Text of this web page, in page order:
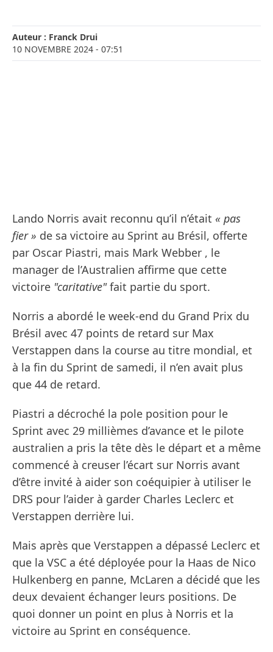
Auteur : Franck Drui
10 NOVEMBRE 2024 - 07:51
Lando Norris avait reconnu qu’il n’était « pas
fier » de sa victoire au Sprint au Brésil, offerte
par Oscar Piastri, mais Mark Webber , le
manager de l’Australien affirme que cette
victoire "caritative"fait partie du sport.
Norris a abordé le week-end du Grand Prix du
Brésil avec 47 points de retard sur Max
Verstappen dans la course au titre mondial, et
à la fin du Sprint de samedi, il n’en avait plus
que 44 de retard.
Piastri a décroché la pole position pour le
Sprint avec 29 millièmes d’avance et le pilote
australien a pris la tête dès le départ et a même
commencé à creuser l’écart sur Norris avant
d’être invité à aider son coéquipier à utiliser le
DRS pour l’aider à garder Charles Leclerc et
Verstappen derrière lui.
Mais après que Verstappen a dépassé Leclerc et
que la VSC a été déployée pour la Haas de Nico
Hulkenberg en panne, McLaren a décidé que les
deux devaient échanger leurs positions. De
quoi donner un point en plus à Norris et la
victoire au Sprint en conséquence.